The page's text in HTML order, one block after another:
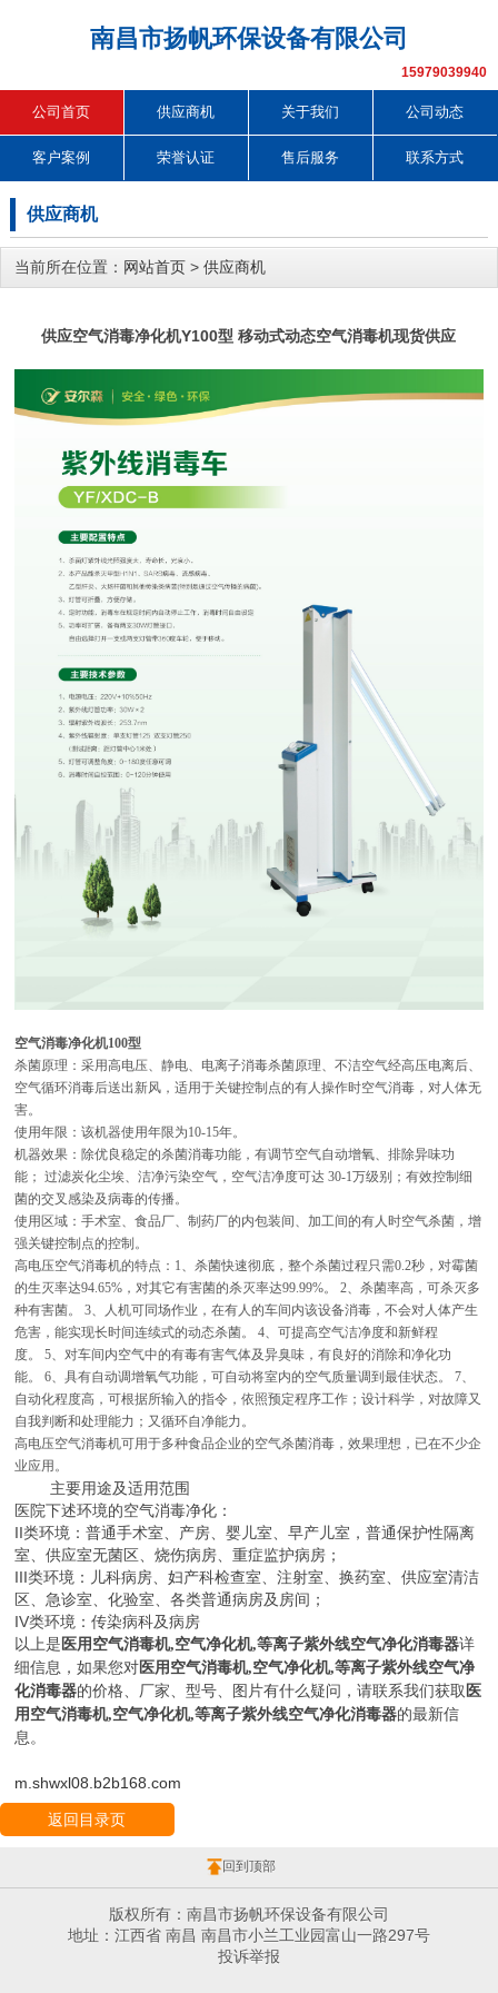
南昌市扬帆环保设备有限公司
15979039940
公司首页 供应商机 关于我们 公司动态
客户案例 荣誉认证 售后服务 联系方式
供应商机
当前所在位置： 网站首页 > 供应商机
供应空气消毒净化机Y100型 移动式动态空气消毒机现货供应
空气消毒净化机100型
杀菌原理：采用高电压、静电、电离子消毒杀菌原理、不洁空气经高压电离后、
空气循环消毒后送出新风，适用于关键控制点的有人操作时空气消毒，对人体无
害。
使用年限：该机器使用年限为10-15年。
机器效果：除优良稳定的杀菌消毒功能，有调节空气自动增氧、排除异味功
能； 过滤炭化尘埃、洁净污染空气，空气洁净度可达 30-1万级别；有效控制细
菌的交叉感染及病毒的传播。
使用区域：手术室、食品厂、制药厂的内包装间、加工间的有人时空气杀菌，增
强关键控制点的控制。
高电压空气消毒机的特点： 1、杀菌快速彻底，整个杀菌过程只需0.2秒，对霉菌
的生灭率达94.65% ，对其它有害菌的杀灭率达99.99%。 2、杀菌率高，可杀灭多
种有害菌。
3、人机可同场作业，在有人的车间内该设备消毒，不会对人体产生
危害，能实现长时间连续式的动态杀菌。
4、可提高空气洁净度和新鲜程
度。
5、对车间内空气中的有毒有害气体及异臭味，有良好的消除和净化功
能。
6、具有自动调增氧气功能，可自动将室内的空气质量调到最佳状态。 7、
自动化程度高，可根据所输入的指令，依照预定程序工作；设计科学，对故障又
自我判断和处理能力；又循环自净能力。
高电压空气消毒机可用于多种食品企业的空气杀菌消毒，效果理想，已在不少企
业应用。
主要用途及适用范围
医院下述环境的空气消毒净化：
II类环境：普通手术室、产房、婴儿室、早产儿室，普通保护性隔离
室、供应室无菌区、烧伤病房、重症监护病房；
III类环境：儿科病房、妇产科检查室、注射室、换药室、供应室清洁
区、急诊室、化验室、各类普通病房及房间；
IV类环境：传染病科及病房
以上是 医用空气消毒机,空气净化机,等离子紫外线空气净化消毒器详
细信息，如果您对 医用空气消毒机,空气净化机,等离子紫外线空气净
化消毒器的价格、厂家、型号、图片有什么疑问，请联系我们获取 医
用空气消毒机,空气净化机,等离子紫外线空气净化消毒器的最新信
息。
m.shwxl08.b2b168.com
返回目录页
回到顶部
版权所有：南昌市扬帆环保设备有限公司
地址：江西省 南昌 南昌市小兰工业园富山一路297号
投诉举报